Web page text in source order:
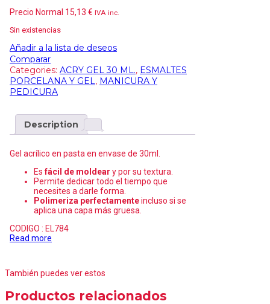
Precio Normal 15,13 € IVA inc.
Sin existencias
Añadir a la lista de deseos
Comparar
Categories: ACRY GEL 30 ML., ESMALTES
PORCELANA Y GEL, MANICURA Y
PEDICURA
Description
Gel acrílico en pasta en envase de 30ml.
Esfácil de moldear y por su textura.
Permite dedicar todo el tiempo que
necesites a darle forma.
Polimeriza perfectamenteincluso si se
aplica una capa más gruesa.
CODIGO : EL784
Read more
También puedes ver estos
Productos relacionados